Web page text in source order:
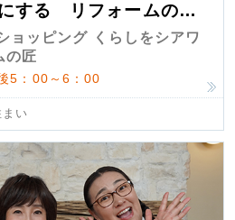
する リフォームの
ョッピング くらしをシアワ
の匠
5：00～6：00
まい